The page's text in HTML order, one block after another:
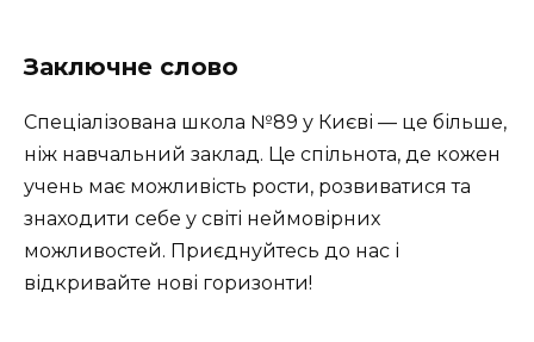
Заключне слово
Спеціалізована школа №89 у Києві — це більше,
ніж навчальний заклад. Це спільнота, де кожен
учень має можливість рости, розвиватися та
знаходити себе у світі неймовірних
можливостей. Приєднуйтесь до нас і
відкривайте нові горизонти!